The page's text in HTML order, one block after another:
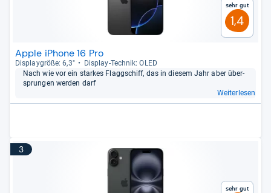
Sehr gut
1,4
Apple iPhone 16 Pro
Dis­play­größe: 6,3"
Dis­play-​Tech­nik: OLED
Nach wie vor ein star­kes Flagg­schiff, das in die­sem Jahr aber über­
sprun­gen wer­den darf
Weiterlesen
3
Sehr gut